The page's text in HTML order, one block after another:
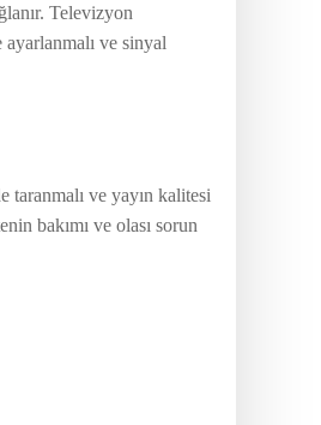
Televizyon
ayarlanmalı ve sinyal
ve yayın kalitesi
bakımı ve olası sorun